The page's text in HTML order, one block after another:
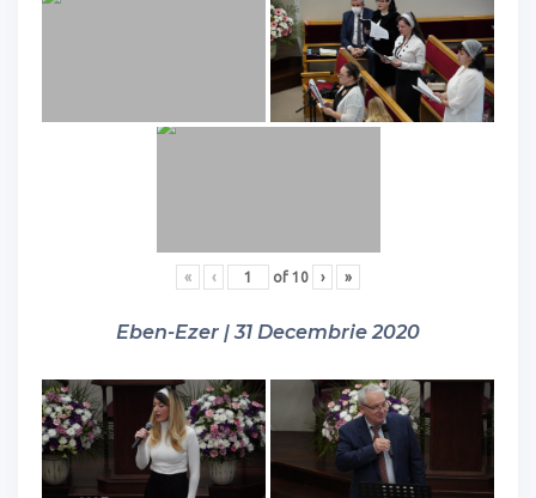
« ‹ of 10 › »
Eben-Ezer | 31 Decembrie 2020